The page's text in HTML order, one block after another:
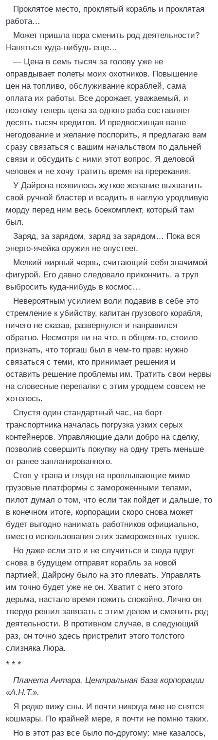
Проклятое место, проклятый корабль и проклятая
работа…
Может пришла пора сменить род деятельности?
Наняться куда-нибудь еще…
— Цена в семь тысяч за голову уже не
оправдывает полеты моих охотников. Повышение
цен на топливо, обслуживание кораблей, сама
оплата их работы. Все дорожает, уважаемый, и
поэтому теперь цена за одного раба составляет
десять тысяч кредитов. И предвосхищая ваше
негодование и желание поспорить, я предлагаю вам
сразу связаться с вашим начальством по дальней
связи и обсудить с ними этот вопрос. Я деловой
человек и не хочу тратить время на пререкания.
У Дайрона появилось жуткое желание выхватить
свой ручной бластер и всадить в наглую уродливую
морду перед ним весь боекомплект, который там
был.
Заряд, за зарядом, заряд за зарядом… Пока вся
энерго-ячейка оружия не опустеет.
Мелкий жирный червь, считающий себя значимой
фигурой. Его давно следовало прикончить, а труп
выбросить куда-нибудь в космос…
Невероятным усилием воли подавив в себе это
стремление к убийству, капитан грузового корабля,
ничего не сказав, развернулся и направился
обратно. Несмотря ни на что, в общем-то, стоило
признать, что торгаш был в чем-то прав: нужно
связаться с теми, кто принимает решения и
оставить решение проблемы им. Тратить свои нервы
на словесные перепалки с этим уродцем совсем не
хотелось.
Спустя один стандартный час, на борт
транспортника началась погрузка узких серых
контейнеров. Управляющие дали добро на сделку,
позволив совершить покупку на одну треть меньше
от ранее запланированного.
Стоя у трапа и глядя на проплывающие мимо
грузовые платформы с замороженными телами,
пилот думал о том, что если так пойдет и дальше, то
в конечном итоге, корпорации скоро снова может
будет выгодно нанимать работников официально,
вместо использования этих замороженных тушек.
Но даже если это и не случиться и сюда вдруг
снова в будущем отправят корабль за новой
партией, Дайрону было на это плевать. Управлять
им точно будет уже не он. Хватит с него этого
дерьма, настало время пожить спокойно. Лично он
твердо решил завязать с этим делом и сменить род
деятельности. В противном случае, в следующий
раз, он точно здесь пристрелит этого толстого
слизняка Люра.
* * *
Планета Антара. Центральная база корпорации
«А.Н.Т.».
Я редко вижу сны. И почти никогда мне не снятся
кошмары. По крайней мере, я почти не помню таких.
Но в этот раз все было по-другому: мне казалось,